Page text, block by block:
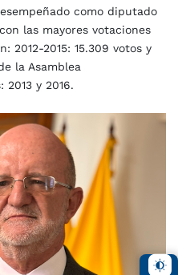
como diputado
las mayores votaciones
2012-2015: 15.309 votos y
la Asamblea
y 2016.